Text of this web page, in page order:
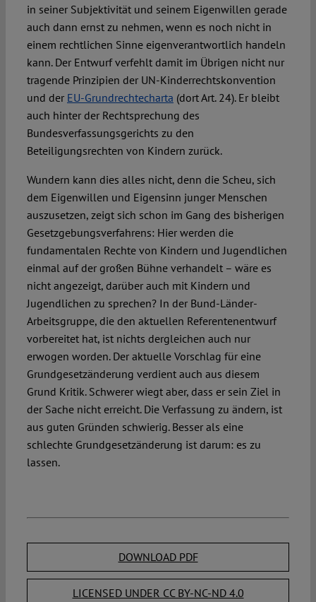
in seiner Subjektivität und seinem Eigenwillen gerade
auch dann ernst zu nehmen, wenn es noch nicht in
einem rechtlichen Sinne eigenverantwortlich handeln
kann. Der Entwurf verfehlt damit im Übrigen nicht nur
tragende Prinzipien der UN-Kinderrechtskonvention
und der EU-Grundrechtecharta (dort Art. 24). Er bleibt
auch hinter der Rechtsprechung des
Bundesverfassungsgerichts zu den
Beteiligungsrechten von Kindern zurück.
Wundern kann dies alles nicht, denn die Scheu, sich
dem Eigenwillen und Eigensinn junger Menschen
auszusetzen, zeigt sich schon im Gang des bisherigen
Gesetzgebungsverfahrens: Hier werden die
fundamentalen Rechte von Kindern und Jugendlichen
einmal auf der großen Bühne verhandelt – wäre es
nicht angezeigt, darüber auch mit Kindern und
Jugendlichen zu sprechen? In der Bund-Länder-
Arbeitsgruppe, die den aktuellen Referentenentwurf
vorbereitet hat, ist nichts dergleichen auch nur
erwogen worden. Der aktuelle Vorschlag für eine
Grundgesetzänderung verdient auch aus diesem
Grund Kritik. Schwerer wiegt aber, dass er sein Ziel in
der Sache nicht erreicht. Die Verfassung zu ändern, ist
aus guten Gründen schwierig. Besser als eine
schlechte Grundgesetzänderung ist darum: es zu
lassen.
DOWNLOAD PDF
LICENSED UNDER CC BY-NC-ND 4.0